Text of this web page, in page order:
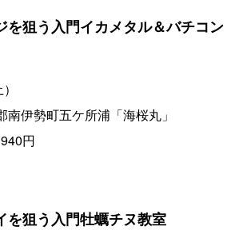
を狙う入門イカメタル＆バチコン
伊勢町五ケ所浦「海桜丸」
円
を狙う入門牡蠣チヌ教室